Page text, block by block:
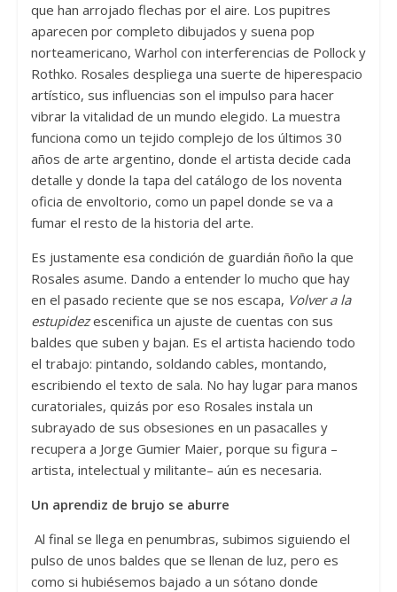
que han arrojado flechas por el aire. Los pupitres
aparecen por completo dibujados y suena pop
norteamericano, Warhol con interferencias de Pollock y
Rothko. Rosales despliega una suerte de hiperespacio
artístico, sus influencias son el impulso para hacer
vibrar la vitalidad de un mundo elegido. La muestra
funciona como un tejido complejo de los últimos 30
años de arte argentino, donde el artista decide cada
detalle y donde la tapa del catálogo de los noventa
oficia de envoltorio, como un papel donde se va a
fumar el resto de la historia del arte.
Es justamente esa condición de guardián ñoño la que
Rosales asume. Dando a entender lo mucho que hay
en el pasado reciente que se nos escapa, Volver a la
estupidezescenifica un ajuste de cuentas con sus
baldes que suben y bajan. Es el artista haciendo todo
el trabajo: pintando, soldando cables, montando,
escribiendo el texto de sala. No hay lugar para manos
curatoriales, quizás por eso Rosales instala un
subrayado de sus obsesiones en un pasacalles y
recupera a Jorge Gumier Maier, porque su figura –
artista, intelectual y militante– aún es necesaria.
Un aprendiz de brujo se aburre
Al final se llega en penumbras, subimos siguiendo el
pulso de unos baldes que se llenan de luz, pero es
como si hubiésemos bajado a un sótano donde